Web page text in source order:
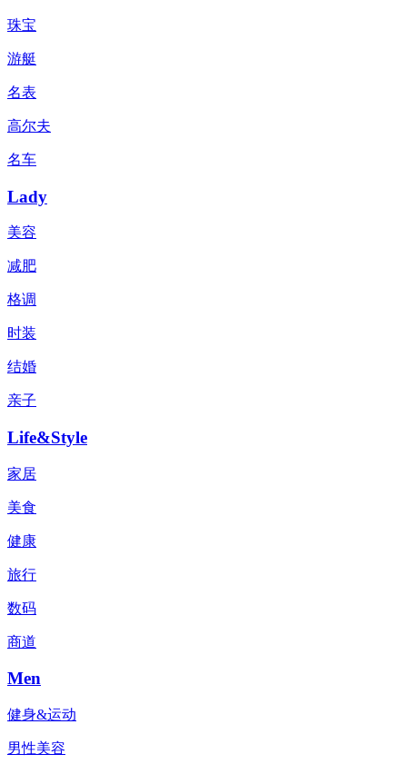
珠宝
游艇
名表
高尔夫
名车
Lady
美容
减肥
格调
时装
结婚
亲子
Life&Style
家居
美食
健康
旅行
数码
商道
Men
健身&运动
男性美容